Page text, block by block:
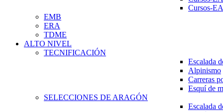
Cursos-
EMB
ERA
TDME
ALTO NIVEL
TECNIFICACIÓN
Escalada
Alpinismo
Carreras
Esquí de
SELECCIONES DE ARAGÓN
Escalada